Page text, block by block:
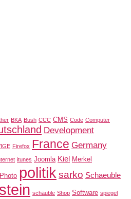
BKA Bush CCC CMS Code Computer
Development
Firefox France Germany
itunes Joomla Kiel Merkel
Photo politik sarko Schaeuble
schäuble Shop Software spiegel